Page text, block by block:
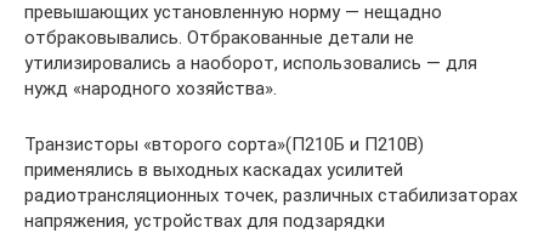
превышающих установленную норму — нещадно
отбраковывались. Отбракованные детали не
утилизировались а наоборот, использовались — для
нужд «народного хозяйства».
Транзисторы «второго сорта»(П210Б и П210В)
применялись в выходных каскадах усилитей
радиотрансляционных точек, различных стабилизаторах
напряжения, устройствах для подзарядки